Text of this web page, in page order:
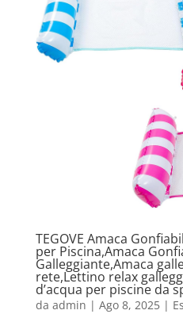
TEGOVE Amaca
per Piscina,Amaca
Galleggiante,Amaca
rete,Lettino relax
d’acqua per piscine da
da admin | Ago 8, 2025|